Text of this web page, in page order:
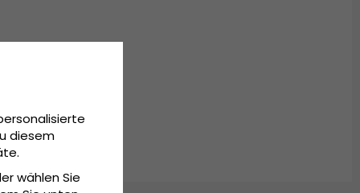
diesem
wählen Sie